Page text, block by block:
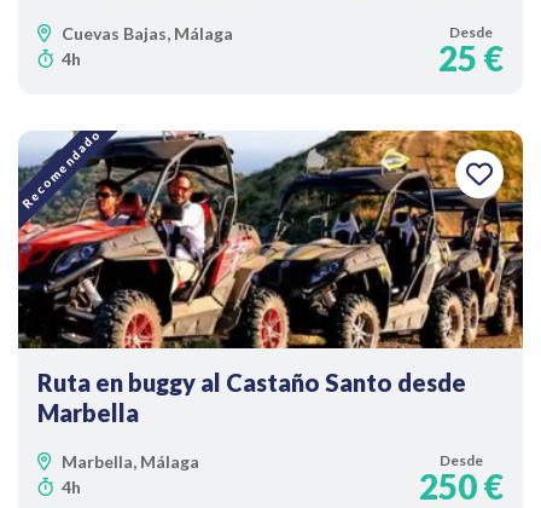
Cuevas Bajas, Málaga
4h
Desde
25 €
Recomendado
Ruta en buggy al Castaño Santo desde
Marbella
Marbella, Málaga
4h
Desde
250 €